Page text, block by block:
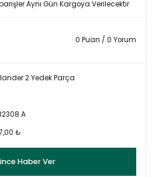
Aynı Gün Kargoya Verilecektir
0 Puan / 0 Yorum
2 Yedek Parça
A
₺
Haber Ver